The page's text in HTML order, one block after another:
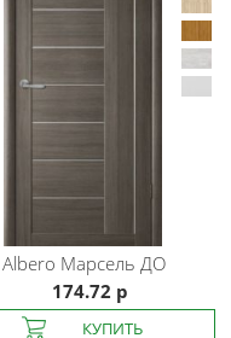
Albero Марсель ДО
174.72 р